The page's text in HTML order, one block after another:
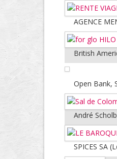
AGENCE
British
Open Bank,
André
SPICES SA